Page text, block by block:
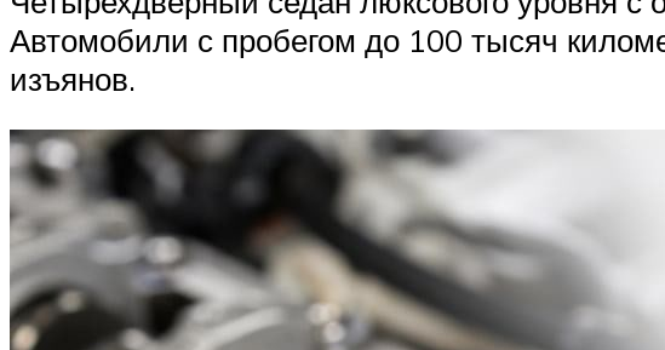
Автомобили с пробегом до 100 тысяч
изъянов.